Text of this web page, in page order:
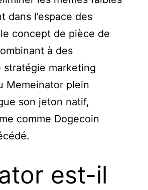
dans l’espace des
concept de pièce de
à des
marketing
Memeinator plein
son jeton natif,
comme Dogecoin
est-il